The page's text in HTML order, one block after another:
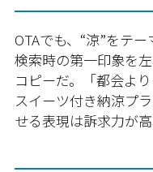
OTAでも、“涼”をテ
検索時の第一印象を
コピーだ。「都会よ
スイーツ付き納涼プ
せる表現は訴求力が高